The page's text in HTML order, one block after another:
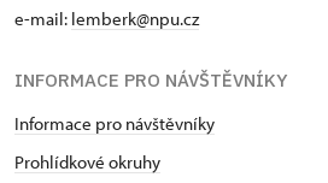
e-mail: lemberk@npu.cz
INFORMACE PRO NÁVŠTĚVNÍKY
Informace pro návštěvníky
Prohlídkové okruhy